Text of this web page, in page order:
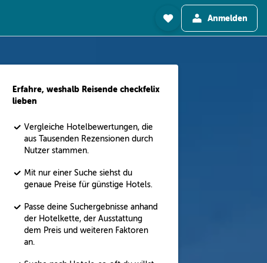
Anmelden
Erfahre, weshalb Reisende checkfelix
lieben
Vergleiche Hotelbewertungen, die
aus Tausenden Rezensionen durch
Nutzer stammen.
Mit nur einer Suche siehst du
genaue Preise für günstige Hotels.
Passe deine Suchergebnisse anhand
der Hotelkette, der Ausstattung
dem Preis und weiteren Faktoren
an.